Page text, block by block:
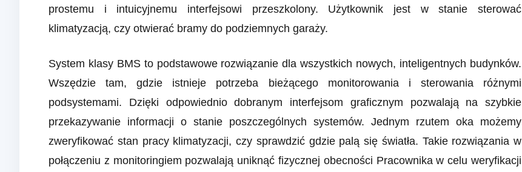
prostemu i intuicyjnemu interfejsowi przeszkolony. Użytkownik jest w stanie sterować
klimatyzacją, czy otwierać bramy do podziemnych garaży.
System klasy BMS to podstawowe rozwiązanie dla wszystkich nowych, inteligentnych budynków.
Wszędzie tam, gdzie istnieje potrzeba bieżącego monitorowania i sterowania różnymi
podsystemami. Dzięki odpowiednio dobranym interfejsom graficznym pozwalają na szybkie
przekazywanie informacji o stanie poszczególnych systemów. Jednym rzutem oka możemy
zweryfikować stan pracy klimatyzacji, czy sprawdzić gdzie palą się światła. Takie rozwiązania w
połączeniu z monitoringiem pozwalają uniknąć fizycznej obecności Pracownika w celu weryfikacji